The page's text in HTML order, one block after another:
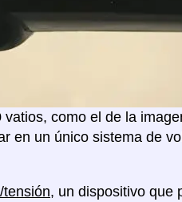
como el de la
en un único sistema de
, un dispositivo que